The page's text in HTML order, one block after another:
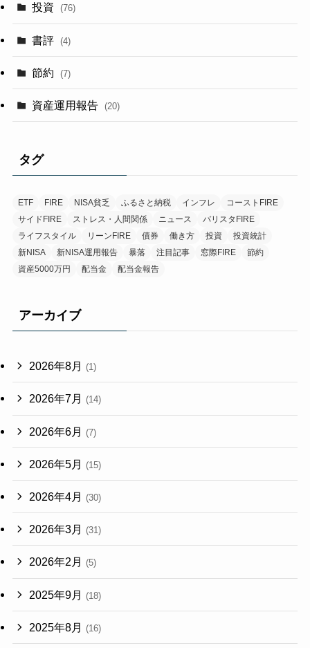
投資 (76)
書評 (4)
節約 (7)
資産運用報告 (20)
タグ
ETF FIRE NISA貧乏 ふるさと納税 インフレ
コーストFIRE
サイドFIRE
ストレス・人間関係 ニュース
バリスタFIRE
ライフスタイル
リーンFIRE 債券 働き方 投資
投資統計
新NISA
新NISA運用報告 暴落 注目記事 窓際FIRE
節約
資産5000万円
配当金 配当金報告
アーカイブ
2026年8月 (1)
2026年7月 (14)
2026年6月 (7)
2026年5月 (15)
2026年4月 (30)
2026年3月 (31)
2026年2月 (5)
2025年9月 (18)
2025年8月 (16)